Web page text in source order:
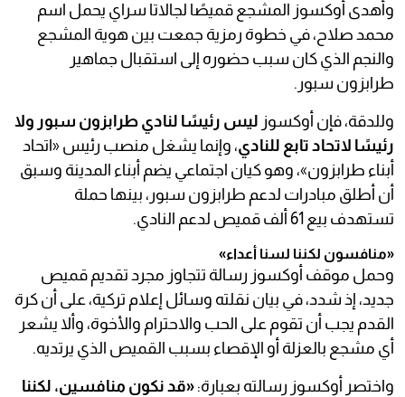
وأهدى أوكسوز المشجع قميصًا لجالاتا سراي يحمل اسم
محمد صلاح، في خطوة رمزية جمعت بين هوية المشجع
والنجم الذي كان سبب حضوره إلى استقبال جماهير
طرابزون سبور.
وللدقة، فإن أوكسوز ليس رئيسًا لنادي طرابزون سبور ولا
رئيسًا لاتحاد تابع للنادي، وإنما يشغل منصب رئيس «اتحاد
أبناء طرابزون»، وهو كيان اجتماعي يضم أبناء المدينة وسبق
أن أطلق مبادرات لدعم طرابزون سبور، بينها حملة
تستهدف بيع 61 ألف قميص لدعم النادي.
«منافسون لكننا لسنا أعداء»
وحمل موقف أوكسوز رسالة تتجاوز مجرد تقديم قميص
جديد، إذ شدد، في بيان نقلته وسائل إعلام تركية، على أن كرة
القدم يجب أن تقوم على الحب والاحترام والأخوة، وألا يشعر
أي مشجع بالعزلة أو الإقصاء بسبب القميص الذي يرتديه.
واختصر أوكسوز رسالته بعبارة: «قد نكون منافسين، لكننا